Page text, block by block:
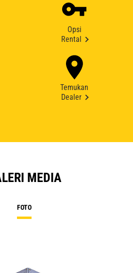
Opsi
Rental
Temukan
Dealer
MEDIA
FOTO